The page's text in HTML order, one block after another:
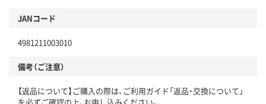
JANコード
4981211003010
備考（ご注意）
【返品について】ご購入の際は、ご利用ガイド「返品・交換について」
を必ずご確認の上、お申し込みください。